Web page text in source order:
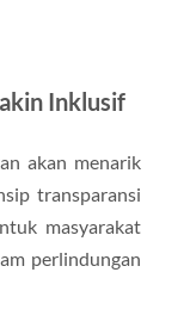
Inklusif
akan menarik
transparansi
masyarakat
perlindungan